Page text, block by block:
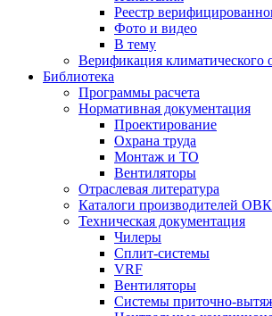
Реестр
Фото и видео
В тему
Верификация климатического
Библиотека
Программы расчета
Нормативная документация
Проектирование
Охрана труда
Монтаж и ТО
Вентиляторы
Отраслевая литература
Каталоги производителей ОВК
Техническая документация
Чилеры
Сплит-системы
VRF
Вентиляторы
Системы приточно-